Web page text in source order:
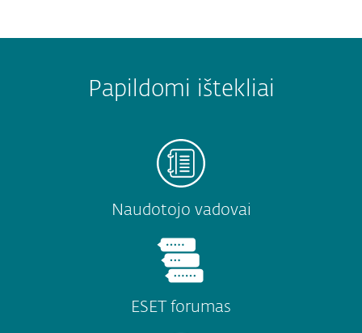
Papildomi ištekliai
Naudotojo vadovai
ESET forumas